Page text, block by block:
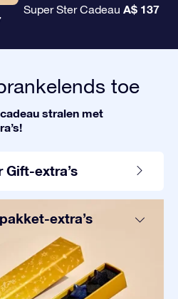
Super Ster Cadeau A$ 137
toe
stralen met
Gift-extra’s
extra’s